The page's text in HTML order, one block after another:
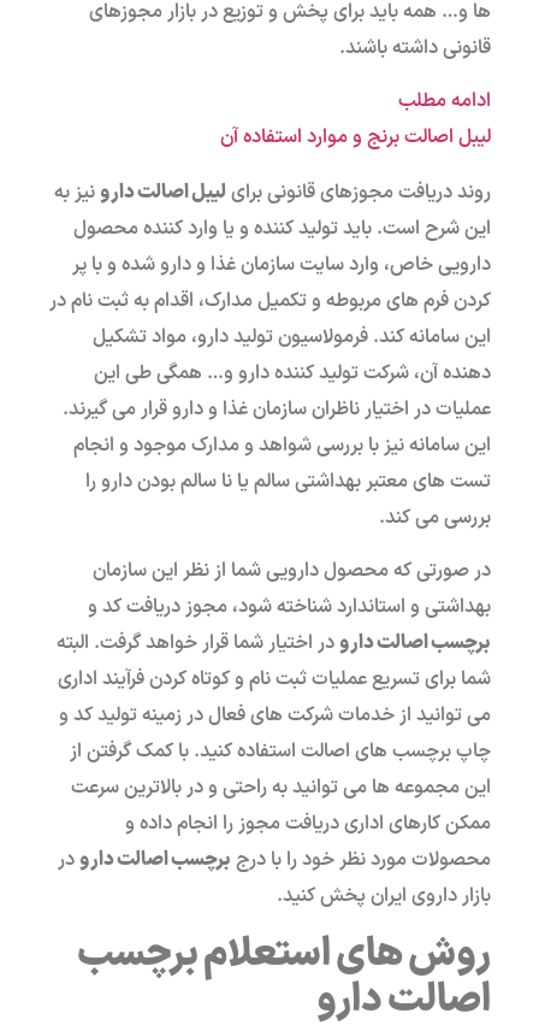
ها و… همه باید برای پخش و توزیع در بازار مجوزهای
قانونی داشته باشند.
ادامه مطلب
لیبل اصالت برنج و موارد استفاده آن
روند دریافت مجوزهای قانونی برایلیبل اصالت دارونیز به
این شرح است. باید تولید کننده و یا وارد کننده محصول
دارویی خاص، وارد سایت سازمان غذا و دارو شده و با پر
کردن فرم های مربوطه و تکمیل مدارک، اقدام به ثبت نام در
این سامانه کند. فرمولاسیون تولید دارو، مواد تشکیل
دهنده آن، شرکت تولید کننده دارو و… همگی طی این
عملیات در اختیار ناظران سازمان غذا و دارو قرار می گیرند.
این سامانه نیز با بررسی شواهد و مدارک موجود و انجام
تست های معتبر بهداشتی سالم یا نا سالم بودن دارو را
بررسی می کند.
در صورتی که محصول دارویی شما از نظر این سازمان
بهداشتی و استاندارد شناخته شود، مجوز دریافت کد و
برچسب اصالت دارودر اختیار شما قرار خواهد گرفت. البته
شما برای تسریع عملیات ثبت نام و کوتاه کردن فرآیند اداری
می توانید از خدمات شرکت های فعال در زمینه تولید کد و
چاپ برچسب های اصالت استفاده کنید. با کمک گرفتن از
این مجموعه ها می توانید به راحتی و در بالاترین سرعت
ممکن کارهای اداری دریافت مجوز را انجام داده و
محصولات مورد نظر خود را با درج برچسب اصالت دارودر
بازار داروی ایران پخش کنید.
روش های استعلام برچسب
اصالت دارو